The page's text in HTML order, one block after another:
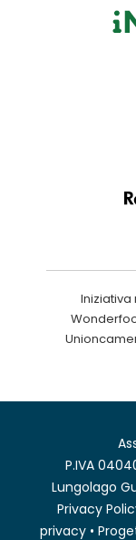
Iniziativa
P.IVA
Lungolago
Privacy
privacy•